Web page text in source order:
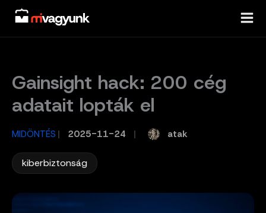
Skip
content
Gainsight hack: 200 cég
adatait lopták el
MIDÖNTÉS / 2025-11-24 atak
kiberbiztonság